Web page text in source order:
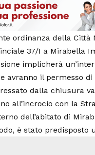
ordinanza della
37/I a Mirabella
implicherà
avranno il permesso
dalla chiusura
all’incrocio con la
dell’abitato di
è stato